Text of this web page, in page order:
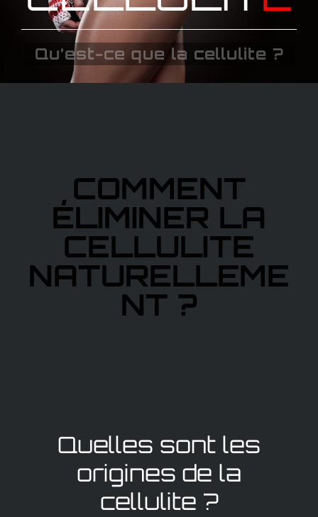
Qu’est-ce que la cellulite ?
COMMENT
ÉLIMINER LA
CELLULITE
NATURELLEME
NT ?
Quelles sont les
origines de la
cellulite ?